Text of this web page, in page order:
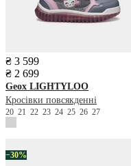
₴ 3 599
₴ 2 699
Geox LIGHTYLOO
Кросівки повсякденні
20 21 22 23 24 25 26 27
−30%